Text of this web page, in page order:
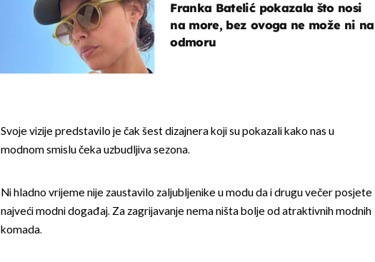
Franka Batelić pokazala što nosi
na more, bez ovoga ne može ni na
odmoru
Svoje vizije predstavilo je čak šest dizajnera koji su pokazali kako nas u
modnom smislu čeka uzbudljiva sezona.
Ni hladno vrijeme nije zaustavilo zaljubljenike u modu da i drugu večer posjete
najveći modni događaj. Za zagrijavanje nema ništa bolje od atraktivnih modnih
komada.